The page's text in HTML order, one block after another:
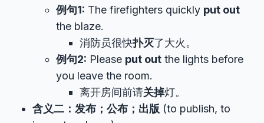
例句1: The firefighters quickly put out
the blaze.
消防员很快扑灭了大火。
例句2: Please put out the lights before
you leave the room.
离开房间前请关掉灯。
含义二：发布；公布；出版 (to publish, to